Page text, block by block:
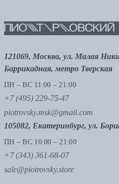
121069, Москва, ул. Малая
Баррикадная, метро Тверская
ПН – ВС 11:00 – 21:00
+7 (495) 229-75-47
piotrovsky.msk@gmail.com
105082, Екатеринбург, ул.
ПН – ВС 10:00 – 21:00
+7 (343) 361-68-07
sale@piotrovsky.store